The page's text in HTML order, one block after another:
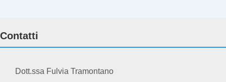
Contatti
Dott.ssa Fulvia Tramontano